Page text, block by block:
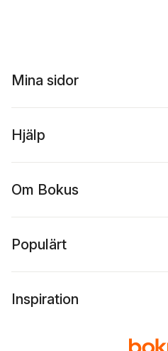
Mina sidor
Hjälp
Om Bokus
Populärt
Inspiration